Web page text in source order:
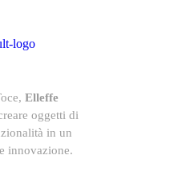
Elleffe
oggetti di
in un
innovazione.